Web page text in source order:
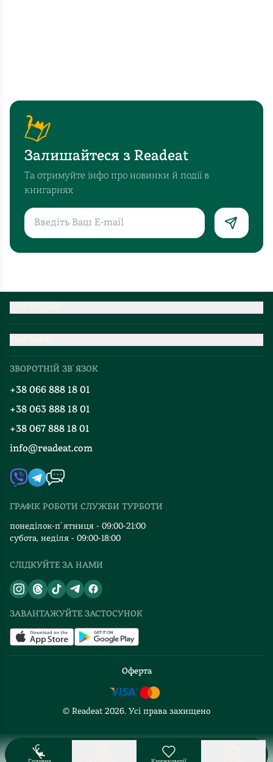
Залишайтеся з Readeat
Та отримуйте інфо про новинки й події в
книгарнях
Добірки
Блог
Події
Книгарні
Контакти
Автори
Видавництва
Відгуки та оцінка RDT
ЗВОРОТНІЙ ЗВ`ЯЗОК
+38 066 888 18 01
+38 063 888 18 01
+38 067 888 18 01
info@readeat.com
ГРАФІК РОБОТИ СЛУЖБИ ТУРБОТИ
понеділок-п`ятниця - 09:00-21:00
субота, неділя - 09:00-18:00
СЛІДКУЙТЕ ЗА НАМИ
ЗАВАНТАЖУЙТЕ ЗАСТОСУНОК
Оферта
© Readeat 2026. Усі права захищено